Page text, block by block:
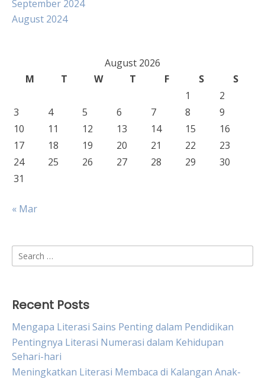
September 2024
August 2024
August 2026
M
T W T F S
S
1
2
3
4 5 6 7 8
9
10
11 12 13 14 15
16
17
18 19 20 21 22
23
24
25 26 27 28 29
30
31
« Mar
Search
for:
Recent Posts
Mengapa Literasi Sains Penting dalam Pendidikan
Pentingnya Literasi Numerasi dalam Kehidupan
Sehari-hari
Meningkatkan Literasi Membaca di Kalangan Anak-